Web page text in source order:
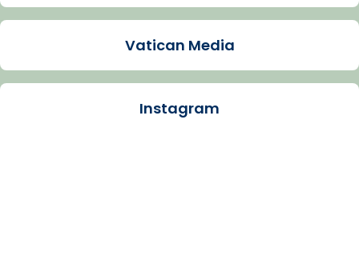
Imatge: Generada amb IA (OpenAI)
Arquebisbat de Barcelona
Vatican Media
Instagram